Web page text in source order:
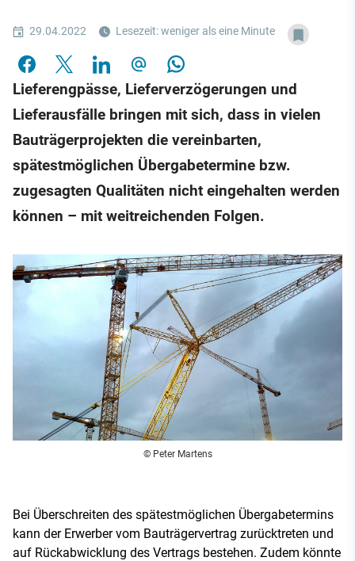
29.04.2022 Lesezeit: weniger als eine Minute
Lieferengpässe, Lieferverzögerungen und
Lieferausfälle bringen mit sich, dass in vielen
Bauträgerprojekten die vereinbarten,
spätestmöglichen Übergabetermine bzw.
zugesagten Qualitäten nicht eingehalten werden
können – mit weitreichenden Folgen.
© Peter Martens
Bei Überschreiten des spätestmöglichen Übergabetermins
kann der Erwerber vom Bauträgervertrag zurücktreten und
auf Rückabwicklung des Vertrags bestehen. Zudem könnte